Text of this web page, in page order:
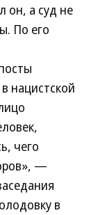
он, а суд не
По его
нацистской
чего
—
в